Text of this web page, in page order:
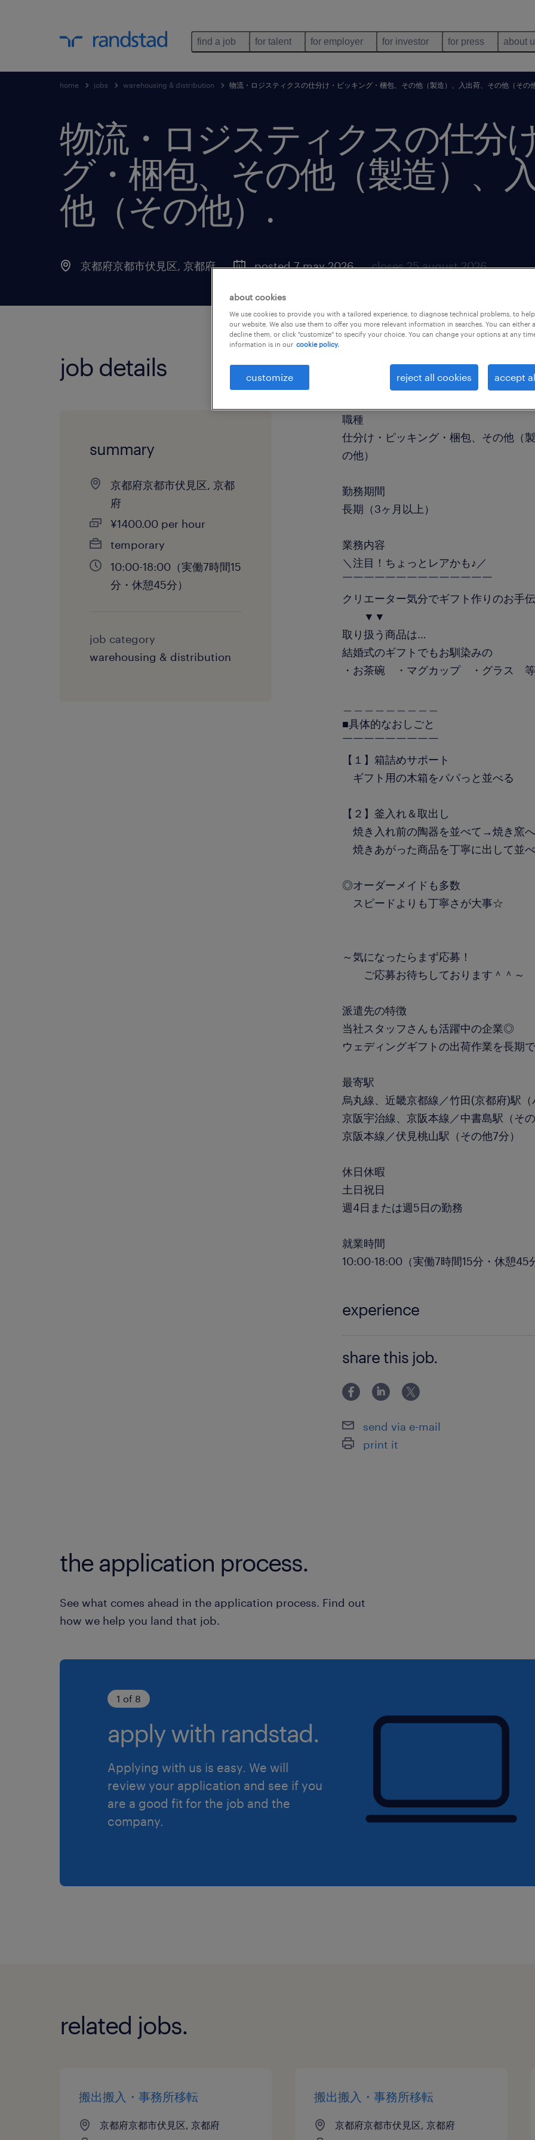
find a job for talent for employer for investor for press about
home jobs warehousing & distribution 物流・ロジスティクスの仕分け・ピッキング・梱包、その他（製造）、入出荷、その他（その他
物流・ロジスティクスの仕分
グ・梱包、その他（製造）、
他（その他） .
京都府京都市伏見区, 京都府 posted 7 may 2026 closes 25 august 2026
job details
summary
京都府京都市伏見区, 京都
府
¥1400.00 per hour
temporary
10:00-18:00（実働7時間15
分・休憩45分）
job category
warehousing & distribution
職種
仕分け・ピッキング・梱包、その他（
の他）
勤務期間
長期（3ヶ月以上）
業務内容
＼注目！ちょっとレアかも♪／
￣￣￣￣￣￣￣￣￣￣￣￣￣￣
クリエーター気分でギフト作りのお手
▼▼
取り扱う商品は…
結婚式のギフトでもお馴染みの
・お茶碗 ・マグカップ ・グラス
■具体的なおしごと
￣￣￣￣￣￣￣￣￣
【１】箱詰めサポート
ギフト用の木箱をパパっと並べる
【２】釜入れ＆取出し
焼き入れ前の陶器を並べて→焼き窯へ
焼きあがった商品を丁寧に出して並
◎オーダーメイドも多数
スピードよりも丁寧さが大事☆
～気になったらまず応募！
ご応募お待ちしております＾＾～
派遣先の特徴
当社スタッフさんも活躍中の企業◎
ウェディングギフトの出荷作業を長期
最寄駅
烏丸線、近畿京都線／竹田(京都府)駅（
京阪宇治線、京阪本線／中書島駅（その
京阪本線／伏見桃山駅（その他7分）
休日休暇
土日祝日
週4日または週5日の勤務
就業時間
10:00-18:00（実働7時間15分・休憩45
experience
share this job.
send via e-mail
print it
the application process.
See what comes ahead in the application process. Find out
how we help you land that job.
1 of 8
apply with randstad.
Applying with us is easy. We will
review your application and see if you
are a good fit for the job and the
company.
related jobs.
搬出搬入・事務所移転
京都府京都市伏見区, 京都府
搬出搬入・事務所移転
京都府京都市伏見区, 京都府
about cookies
We use cookies to provide you with a tailored experience, to diagnose technical problems, to
our website. We also use them to offer you more relevant information in searches. You can either
decline them, or click "customize" to specify your choice. You can change your options at any
information is in our cookie policy.
customize reject all cookies accept